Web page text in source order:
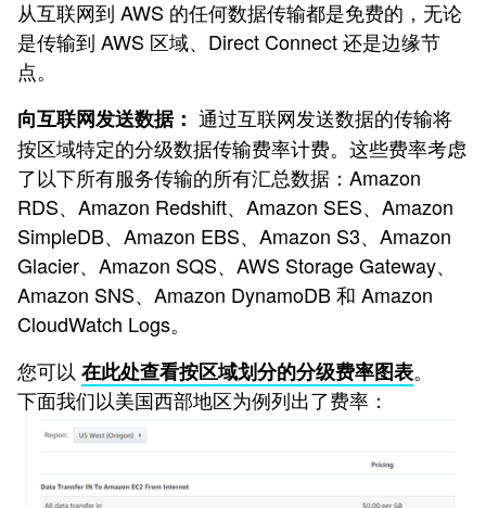
从互联网到 AWS 的任何数据传输都是免费的，无论
是传输到 AWS 区域、Direct Connect 还是边缘节
点。
向互联网发送数据： 通过互联网发送数据的传输将
按区域特定的分级数据传输费率计费。这些费率考虑
了以下所有服务传输的所有汇总数据：Amazon
RDS、Amazon Redshift、Amazon SES、Amazon
SimpleDB、Amazon EBS、Amazon S3、Amazon
Glacier、Amazon SQS、AWS Storage Gateway、
Amazon SNS、Amazon DynamoDB 和 Amazon
CloudWatch Logs。
您可以 在此处查看按区域划分的分级费率图表。
下面我们以美国西部地区为例列出了费率：